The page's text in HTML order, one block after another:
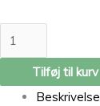
Tilføj til kurv
Beskrivelse